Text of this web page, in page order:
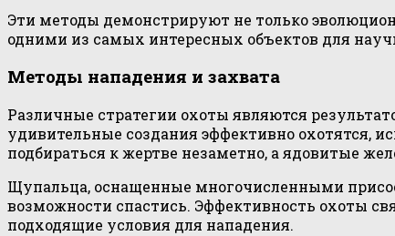
Эти методы демонстрируют не только
одними из самых интересных объектов для
Методы нападения и захвата
Различные стратегии охоты являются
удивительные создания эффективно охотятся,
подбираться к жертве незаметно, а ядовитые
Щупальца, оснащенные многочисленными
возможности спастись. Эффективность охоты
подходящие условия для нападения.